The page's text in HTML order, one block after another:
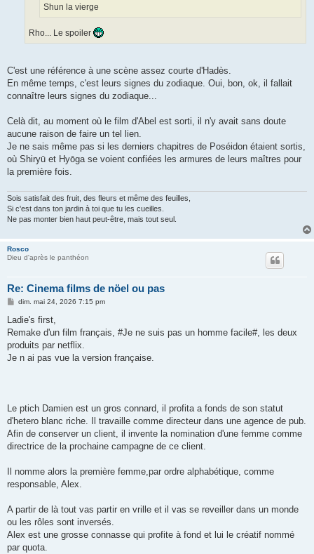
Shun la vierge
Rho... Le spoiler
C'est une référence à une scène assez courte d'Hadès.
En même temps, c'est leurs signes du zodiaque. Oui, bon, ok, il fallait
connaître leurs signes du zodiaque...
Celà dit, au moment où le film d'Abel est sorti, il n'y avait sans doute
aucune raison de faire un tel lien.
Je ne sais même pas si les derniers chapitres de Poséidon étaient sortis,
où Shiryū et Hyōga se voient confiées les armures de leurs maîtres pour
la première fois.
Sois satisfait des fruit, des fleurs et même des feuilles,
Si c'est dans ton jardin à toi que tu les cueilles.
Ne pas monter bien haut peut-être, mais tout seul.
Rosco
Dieu d'après le panthéon
Re: Cinema films de nöel ou pas
M
s
a
g
dim. mai 24, 2026 7:15 pm
Ladie's first,
Remake d'un film français, #Je ne suis pas un homme facile#, les deux
produits par netflix.
Je n ai pas vue la version française.
Le ptich Damien est un gros connard, il profita a fonds de son statut
d'hetero blanc riche. Il travaille comme directeur dans une agence de pub.
Afin de conserver un client, il invente la nomination d'une femme comme
directrice de la prochaine campagne de ce client.
Il nomme alors la première femme,par ordre alphabétique, comme
responsable, Alex.
A partir de là tout vas partir en vrille et il vas se reveiller dans un monde
ou les rôles sont inversés.
Alex est une grosse connasse qui profite à fond et lui le créatif nommé
par quota.